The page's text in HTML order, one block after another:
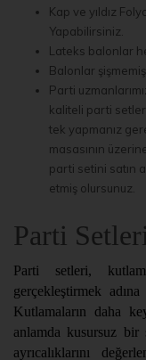
Kap ve yıldız
Yapabilirsiniz.
Lateks balonlar
Balonlar
Parti
kaliteli parti
tek yapmanız
masasının
parti setini satın
etmiş olursunuz.
Parti Setleri
Parti setleri,
gerçekleştirmek
Kutlamaların daha
anlamda kusursuz bir
ayrıcalıklarını